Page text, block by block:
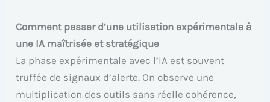
Comment passer d’une utilisation expérimentale à
une IA maîtrisée et stratégique
La phase expérimentale avec l’IA est souvent
truffée de signaux d’alerte. On observe une
multiplication des outils sans réelle cohérence,